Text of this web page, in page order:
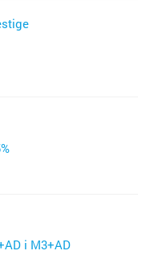
i M3+AD